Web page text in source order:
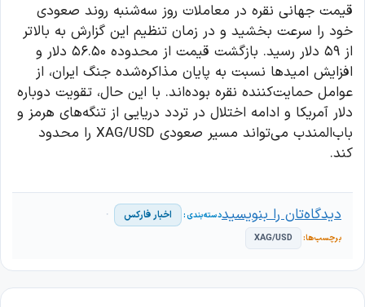
قیمت جهانی نقره در معاملات روز سه‌شنبه روند صعودی
خود را سرعت بخشید و در زمان تنظیم این گزارش به بالاتر
از ۵۹ دلار رسید. بازگشت قیمت از محدوده ۵۶.۵۰ دلار و
افزایش امیدها نسبت به پایان مذاکره‌شده جنگ ایران، از
عوامل حمایت‌کننده نقره بوده‌اند. با این حال، تقویت دوباره
دلار آمریکا و ادامه اختلال در تردد دریایی از تنگه‌های هرمز و
باب‌المندب می‌تواند مسیر صعودی XAG/USD را محدود
کند.
اخبار فارکس
XAG/USD
دیدگاه‌تان را بنویسید